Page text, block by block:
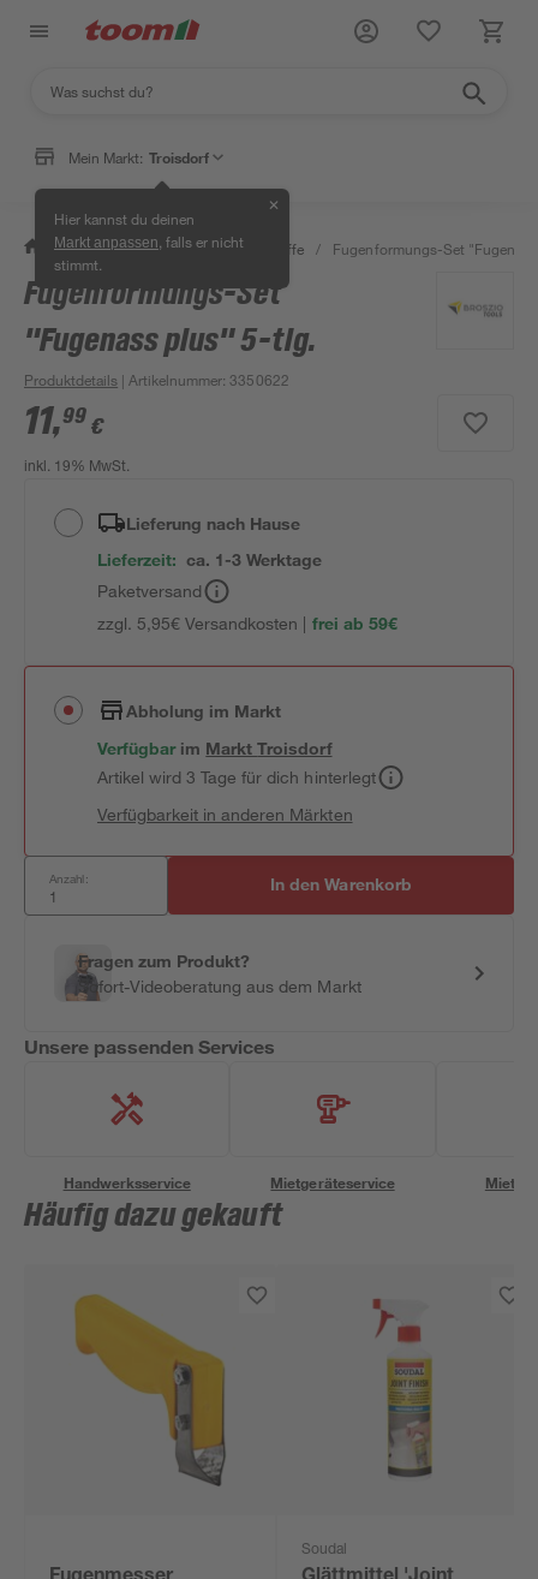
Mein Markt: Troisdorf
Hier kannst du deinen
Markt anpassen , falls er nicht
stimmt.
✕
/ Bauen & Renovieren / Dichtstoffe / Fugenformungs-Set
Fugenformungs-Set
"Fugenass plus" 5-tlg.
Produktdetails | Artikelnummer:3350622
11,99 €
inkl. 19% MwSt.
Lieferung nach Hause
Lieferzeit: ca. 1-3 Werktage
Paketversand
zzgl. 5,95€ Versandkosten | frei ab 59€
Abholung im Markt
Verfügbar im MarktTroisdorf
Artikel wird 3 Tage für dich hinterlegt
Verfügbarkeit in anderen Märkten
Anzahl: In den Warenkorb
Fragen zum Produkt?
Sofort-Videoberatung aus dem Markt
Unsere passenden Services
Handwerksservice Mietgeräteservice
Häufig dazu gekauft
Soudal